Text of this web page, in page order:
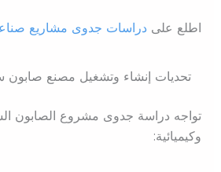
اطلع على دراسات جدوى مشاريع
تحديات إنشاء وتشغيل مصنع صابون
تواجه دراسة جدوى مشروع الصابون
وكيميائية: